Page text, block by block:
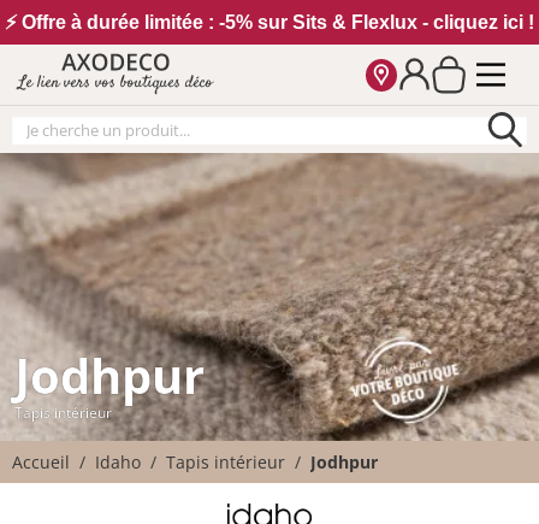
⚡ Offre à durée limitée : -5% sur Sits & Flexlux - cliquez ici !
Le lien vers vos boutiques déco
Jodhpur
Tapis intérieur
Accueil Idaho Tapis intérieur Jodhpur
Vos paramètres cookies